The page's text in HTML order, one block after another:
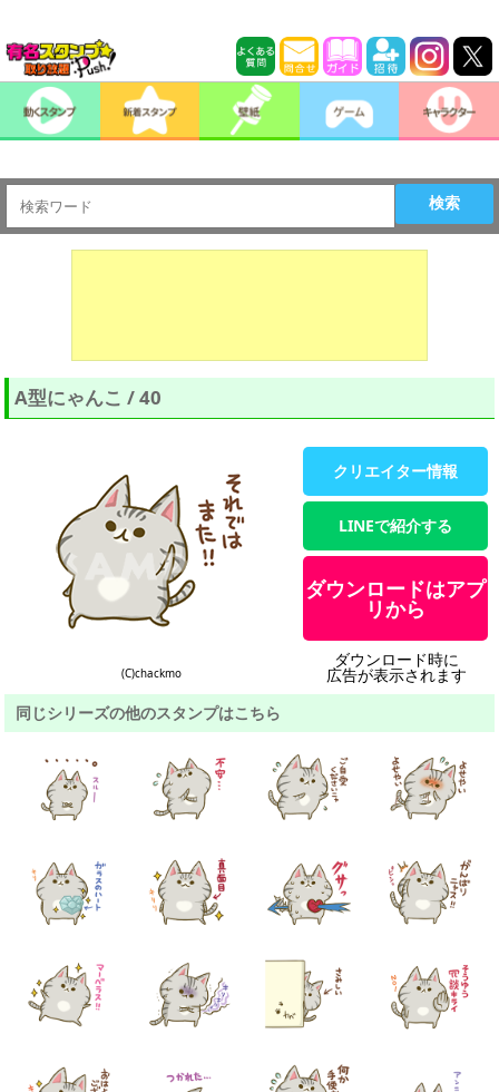
検索
A型にゃんこ / 40
(C)chackmo
クリエイター情報
LINEで紹介する
ダウンロードはアプ
リから
ダウンロード時に
広告が表示されます
同じシリーズの他のスタンプはこちら